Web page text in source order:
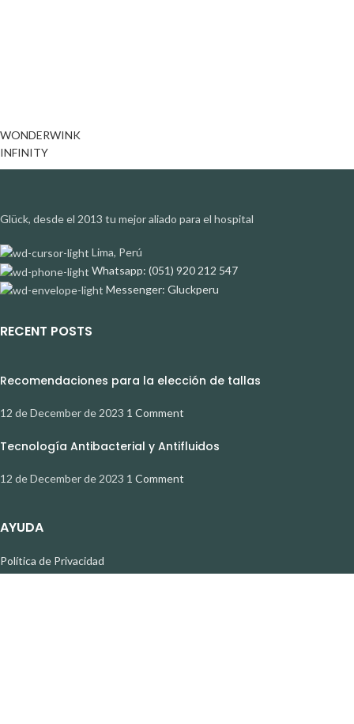
WONDERWINK
INFINITY
Glück, desde el 2013 tu mejor aliado para el hospital
Lima, Perú
Whatsapp: (051) 920 212 547
Messenger: Gluckperu
RECENT POSTS
Recomendaciones para la elección de tallas
12 de December de 2023 1 Comment
Tecnología Antibacterial y Antifluidos
12 de December de 2023 1 Comment
AYUDA
Política de Privacidad
Devoluciones y Cambios